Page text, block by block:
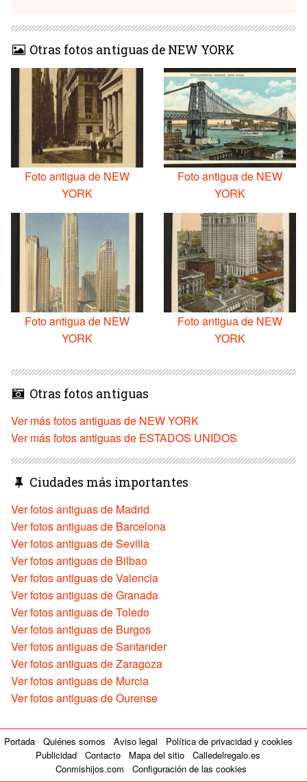
Otras fotos antiguas de NEW YORK
Foto antigua de NEW
YORK
Foto antigua de NEW
YORK
Foto antigua de NEW
YORK
Foto antigua de NEW
YORK
Otras fotos antiguas
Ver más fotos antiguas de NEW YORK
Ver más fotos antiguas de ESTADOS UNIDOS
Ciudades más importantes
Ver fotos antiguas de Madrid
Ver fotos antiguas de Barcelona
Ver fotos antiguas de Sevilla
Ver fotos antiguas de Bilbao
Ver fotos antiguas de Valencia
Ver fotos antiguas de Granada
Ver fotos antiguas de Toledo
Ver fotos antiguas de Burgos
Ver fotos antiguas de Santander
Ver fotos antiguas de Zaragoza
Ver fotos antiguas de Murcia
Ver fotos antiguas de Ourense
Portada Quiénes somos Aviso legal
Política de privacidad y cookies
Publicidad
Contacto Mapa del sitio
Calledelregalo.es
Conmishijos.com
Configuración de las cookies